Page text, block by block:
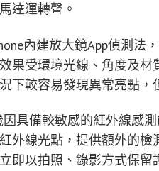
達運轉聲。
內建放大鏡App偵測法
果受環境光線、角度及
下較容易發現異常亮點
因具備較敏感的紅外線感
外線光點，提供額外的
即以拍照、錄影方式保